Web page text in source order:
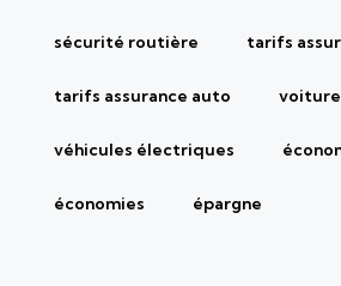
sécurité routière tarifs
tarifs assurance auto
véhicules électriques
économies épargne